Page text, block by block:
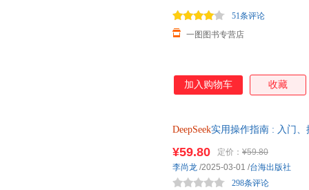
一图图书专营店
51条评论
加入购物车 收藏
DeepSeek实用操作指南 : 入门
锁高效方法，让思考有温度，
¥59.80 定价： ¥59.80
298条评论
李尚龙 /2025-03-01 /台海出版社